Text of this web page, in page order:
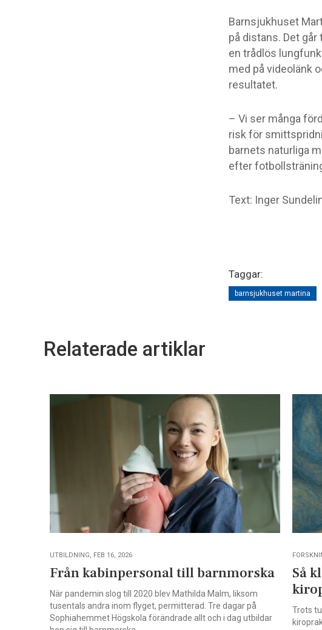
Barnsjukhuset
på distans. Det
en trådlös
med på videolänk
resultatet.
– Vi ser många
risk för
barnets naturliga
efter
Text: Inger
Taggar:
barnsjukhuset martina
Relaterade artiklar
UTBILDNING, FEB 16, 2026
Från kabinpersonal till barnmorska
När pandemin slog till 2020 blev Mathilda Malm, liksom
tusentals andra inom flyget, permitterad. Tre dagar på
Sophiahemmet Högskola förändrade allt och i dag utbildar
Så
Trots